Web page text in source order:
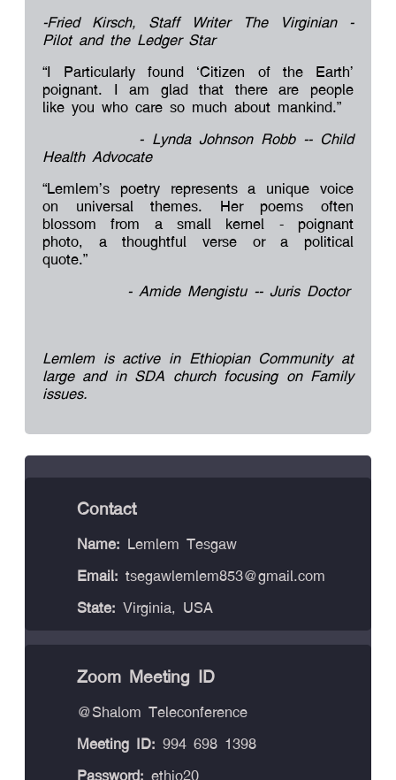
-Fried Kirsch, Staff Writer The Virginian -
Pilot and the Ledger Star
“I Particularly found ‘Citizen of the Earth’
poignant. I am glad that there are people
like you who care so much about mankind.”
- Lynda Johnson Robb -- Child
Health Advocate
“Lemlem’s poetry represents a unique voice
on universal themes. Her poems often
blossom from a small kernel - poignant
photo, a thoughtful verse or a political
quote.”
- Amide Mengistu -- Juris Doctor
Lemlem is active in Ethiopian Community at
large and in SDA church focusing on Family
issues.
Contact
Name: Lemlem Tesgaw
Email: tsegawlemlem853@gmail.com
State: Virginia, USA
Zoom Meeting ID
@Shalom Teleconference
Meeting ID: 994 698 1398
Password: ethio20